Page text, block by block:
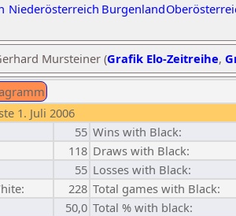
Niederösterreich Burgenland
Mursteiner (Grafik Elo-Zeitreihe,
1. Juli 2006
55 Wins with Black:
118 Draws with Black:
55 Losses with Black:
228 Total games with Black:
50,0 Total % with black: